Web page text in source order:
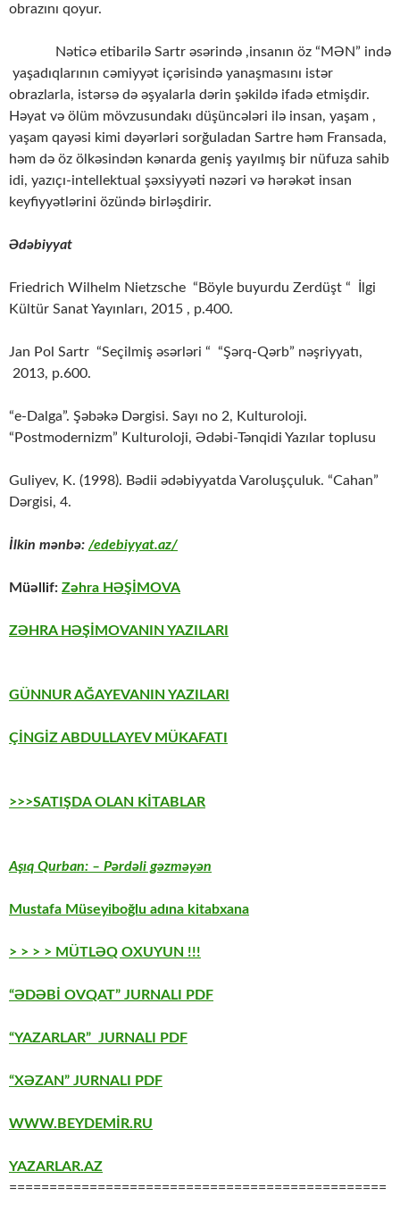
obrazını qoyur.
Nəticə etibarilə Sartr əsərində ,insanın öz “MƏN” ində
yaşadıqlarının cəmiyyət içərisində yanaşmasını istər
obrazlarla, istərsə də əşyalarla dərin şəkildə ifadə etmişdir.
Həyat və ölüm mövzusundakı düşüncələri ilə insan, yaşam ,
yaşam qayəsi kimi dəyərləri sorğuladan Sartre həm Fransada,
həm də öz ölkəsindən kənarda geniş yayılmış bir nüfuza sahib
idi, yazıçı-intellektual şəxsiyyəti nəzəri və hərəkət insan
keyfiyyətlərini özündə birləşdirir.
Ədəbiyyat
Friedrich Wilhelm Nietzsche “Böyle buyurdu Zerdüşt “ İlgi
Kültür Sanat Yayınları, 2015 , p.400.
Jan Pol Sartr “Seçilmiş əsərləri “ “Şərq-Qərb” nəşriyyatı,
2013, p.600.
“e-Dalga”. Şəbəkə Dərgisi. Sayı no 2, Kulturoloji.
“Postmodernizm” Kulturoloji, Ədəbi-Tənqidi Yazılar toplusu
Guliyev, K. (1998). Bədii ədəbiyyatda Varoluşçuluk. “Cahan”
Dərgisi, 4.
İlkin mənbə: /edebiyyat.az/
Müəllif: Zəhra HƏŞİMOVA
ZƏHRA HƏŞİMOVANIN YAZILARI
GÜNNUR AĞAYEVANIN YAZILARI
ÇİNGİZ ABDULLAYEV MÜKAFATI
>>>SATIŞDA OLAN KİTABLAR
Aşıq Qurban: – Pərdəli gəzməyən
Mustafa Müseyiboğlu adına kitabxana
> > > > MÜTLƏQ OXUYUN !!!
“ƏDƏBİ OVQAT” JURNALI PDF
“YAZARLAR” JURNALI PDF
“XƏZAN” JURNALI PDF
WWW.BEYDEMİR.RU
YAZARLAR.AZ
===============================================